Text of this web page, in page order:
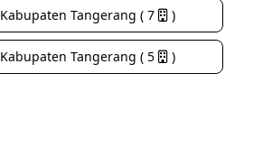
Kabupaten Tangerang ( 7 )
Kabupaten Tangerang ( 5 )